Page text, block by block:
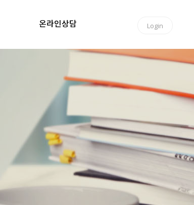
온라인상담 Login